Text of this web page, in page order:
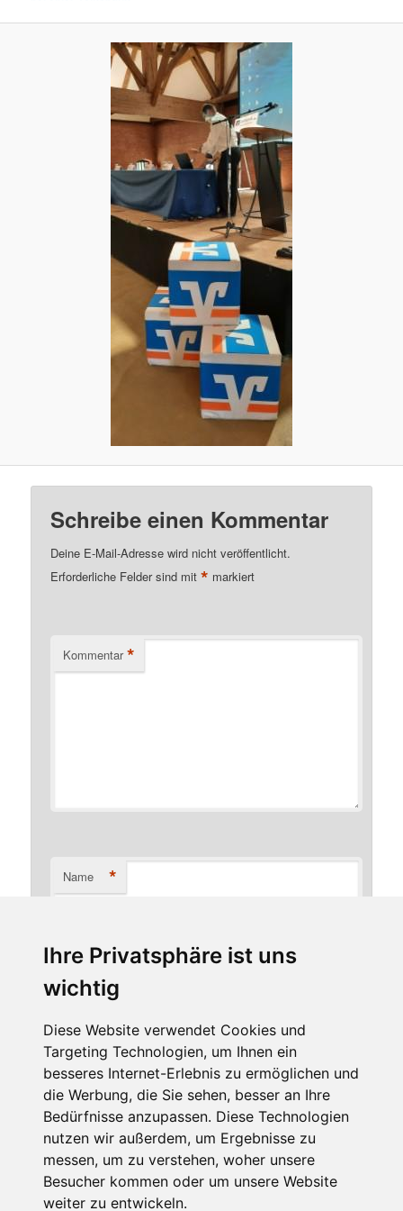
Ihre Privatsphäre ist uns
wichtig
Diese Website verwendet Cookies und
Targeting Technologien, um Ihnen ein
besseres Internet-Erlebnis zu ermöglichen und
die Werbung, die Sie sehen, besser an Ihre
Bedürfnisse anzupassen. Diese Technologien
nutzen wir außerdem, um Ergebnisse zu
messen, um zu verstehen, woher unsere
Besucher kommen oder um unsere Website
weiter zu entwickeln.
Schreibe einen Kommentar
Deine E-Mail-Adresse wird nicht veröffentlicht.
Erforderliche Felder sind mit* markiert
Kommentar *
Name *
E-Mail-Adresse *
Website